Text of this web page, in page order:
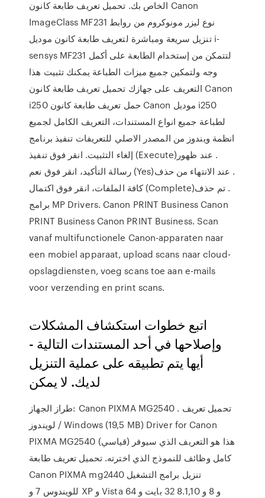
الخاص بك. تحميل تعريف طابعة كانون Canon
ImageClass MF231 نوع ليزر مونوكروم من روابط
تنزيل سريعة ومباشرة لتعريف طابعة كانون موديل i-
sensys MF231 لتتمكن من إستخدام الطابعة على أكمل
وجه ولتمكين جميع ميزات الطباعة يمكنك تثبيت هذا
التعريف على جهازك تحميل تعريف طابعة كانون Canon
i250 حمل تعريف طابعة كانون Canon موديل i250
لطباعة جميع انواع المستندات، التعريف الكامل لجميع
انظمة ويندوز من المصدر الاصلي للتعريفات تنفيذ برنامج
إلغاء التثبيت. انقر فوق تنفيذ (‏Execute)‏. عند ظهور
رسالة التأكيد، انقر فوق نعم (‏Yes)‏. عند الانتهاء من حذف
كافة الملفات، انقر فوق اكتمال (‏Complete)‏. تم حذف
برامج MP Drivers. Canon PRINT Business Canon
PRINT Business Canon PRINT Business. Scan
vanaf multifunctionele Canon-apparaten naar
een mobiel apparaat, upload scans naar cloud-
opslagdiensten, voeg scans toe aan e-mails
voor verzending en print scans.
اتبع خطوات استكشاف المشكلات
وإصلاحها في أحد المستندات التالية -
أيها يتم تطبيقه على عملية التنزيل
طراز الجهاز: Canon PIXMA MG2540 . تحميل تعريف
لويندوز / Windows (19,5 MB) Driver for Canon
PIXMA MG2540 (قياسي) هذا هو التعريف الذي سيوفر
كامل وظائف للنموذج الذي اخترته. تحميل تعريف طابعة
Canon PIXMA mg2440 تنزيل برامج التشغيل
للويندوس 7 و XP و Vista و 8 و 8.1,10 32 بايت و 64